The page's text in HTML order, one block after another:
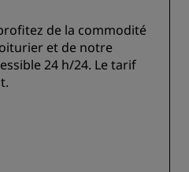
de la commodité
et de notre
24 h/24. Le tarif